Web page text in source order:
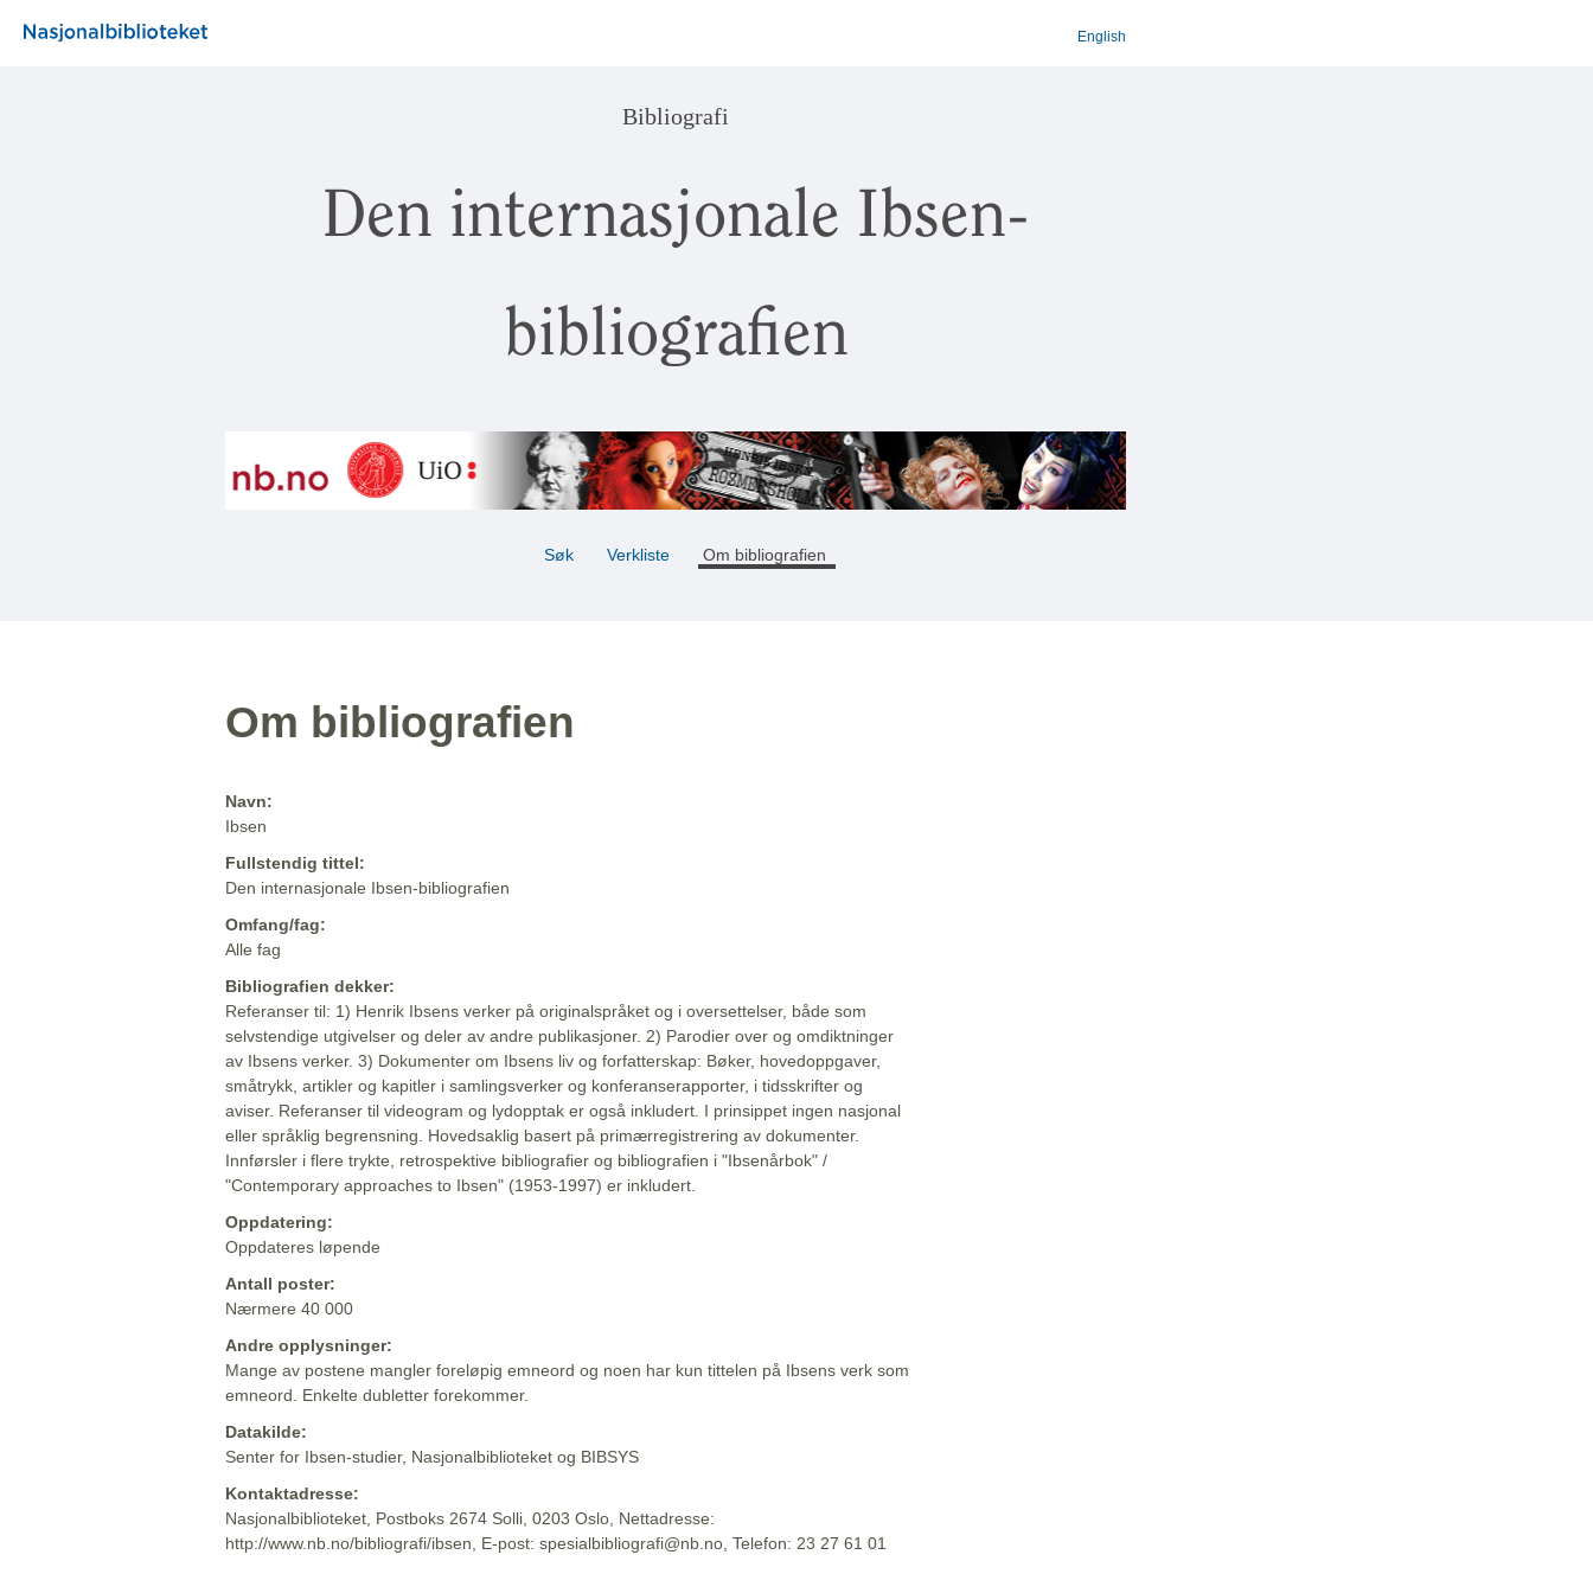
English
Bibliografi
Den internasjonale Ibsen-
bibliografien
Søk Verkliste Om bibliografien
Om bibliografien
Navn:
Ibsen
Fullstendig tittel:
Den internasjonale Ibsen-bibliografien
Omfang/fag:
Alle fag
Bibliografien dekker:
Referanser til: 1) Henrik Ibsens verker på originalspråket og i oversettelser, både som
selvstendige utgivelser og deler av andre publikasjoner. 2) Parodier over og omdiktninger
av Ibsens verker. 3) Dokumenter om Ibsens liv og forfatterskap: Bøker, hovedoppgaver,
småtrykk, artikler og kapitler i samlingsverker og konferanserapporter, i tidsskrifter og
aviser. Referanser til videogram og lydopptak er også inkludert. I prinsippet ingen nasjonal
eller språklig begrensning. Hovedsaklig basert på primærregistrering av dokumenter.
Innførsler i flere trykte, retrospektive bibliografier og bibliografien i "Ibsenårbok" /
"Contemporary approaches to Ibsen" (1953-1997) er inkludert.
Oppdatering:
Oppdateres løpende
Antall poster:
Nærmere 40 000
Andre opplysninger:
Mange av postene mangler foreløpig emneord og noen har kun tittelen på Ibsens verk som
emneord. Enkelte dubletter forekommer.
Datakilde:
Senter for Ibsen-studier, Nasjonalbiblioteket og BIBSYS
Kontaktadresse:
Nasjonalbiblioteket, Postboks 2674 Solli, 0203 Oslo, Nettadresse:
http://www.nb.no/bibliografi/ibsen, E-post: spesialbibliografi@nb.no, Telefon: 23 27 61 01